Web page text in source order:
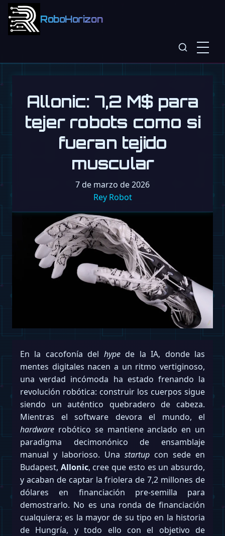
RoboHorizon
Allonic: 7,2 M$ para
tejer robots como si
fueran tejido
muscular
7 de marzo de 2026
Rey Robot
En la cacofonía del hypede la IA, donde las
mentes digitales nacen a un ritmo vertiginoso,
una verdad incómoda ha estado frenando la
revolución robótica: construir los cuerpos sigue
siendo un auténtico quebradero de cabeza.
Mientras el software devora el mundo, el
hardware robótico se mantiene anclado en un
paradigma decimonónico de ensamblaje
manual y laborioso. Una startup con sede en
Budapest, Allonic, cree que esto es un absurdo,
y acaban de captar la friolera de 7,2 millones de
dólares en financiación pre-semilla para
demostrarlo. No es una ronda de financiación
cualquiera; es la mayor de su tipo en la historia
de Hungría, y todo ello con el objetivo de